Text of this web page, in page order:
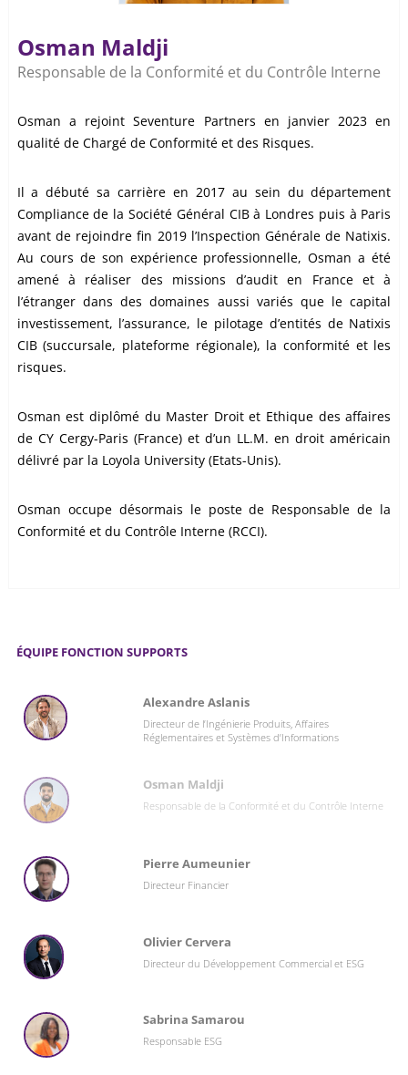
Osman Maldji
Responsable de la Conformité et du Contrôle Interne
Osman a rejoint Seventure Partners en janvier 2023 en
qualité de Chargé de Conformité et des Risques.
Il a débuté sa carrière en 2017 au sein du département
Compliance de la Société Général CIB à Londres puis à Paris
avant de rejoindre fin 2019 l’Inspection Générale de Natixis.
Au cours de son expérience professionnelle, Osman a été
amené à réaliser des missions d’audit en France et à
l’étranger dans des domaines aussi variés que le capital
investissement, l’assurance, le pilotage d’entités de Natixis
CIB (succursale, plateforme régionale), la conformité et les
risques.
Osman est diplômé du Master Droit et Ethique des affaires
de CY Cergy-Paris (France) et d’un LL.M. en droit américain
délivré par la Loyola University (Etats-Unis).
Osman occupe désormais le poste de Responsable de la
Conformité et du Contrôle Interne (RCCI).
ÉQUIPE FONCTION SUPPORTS
Alexandre Aslanis
Directeur de l’Ingénierie Produits, Affaires
Réglementaires et Systèmes d’Informations
Osman Maldji
Responsable de la Conformité et du Contrôle Interne
Pierre Aumeunier
Directeur Financier
Olivier Cervera
Directeur du Développement Commercial et ESG
Sabrina Samarou
Responsable ESG